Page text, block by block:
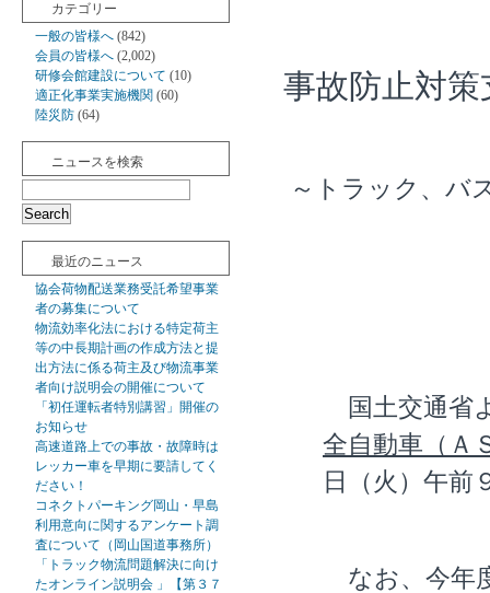
カテゴリー
一般の皆様へ (842)
会員の皆様へ (2,002)
研修会館建設について (10)
適正化事業実施機関 (60)
陸災防 (64)
ニュースを検索
最近のニュース
協会荷物配送業務受託希望事業
者の募集について
物流効率化法における特定荷主
等の中長期計画の作成方法と提
出方法に係る荷主及び物流事業
者向け説明会の開催について
「初任運転者特別講習」開催の
お知らせ
高速道路上での事故・故障時は
レッカー車を早期に要請してく
ださい！
コネクトパーキング岡山・早島
利用意向に関するアンケート調
査について（岡山国道事務所）
「トラック物流問題解決に向け
たオンライン説明会 」【第３７
事故防止対
～トラック、バ
国土交通省
全自動車（Ａ
日（火）午前
なお、今年